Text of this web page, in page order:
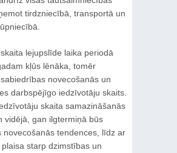
tirdzniecībā, transportā un
lejupslīde laika periodā
kļūs lēnāka, tomēr
novecošanās un
darbspējīgo iedzīvotāju skaits.
skaita samazināšanās
vidējā, gan ilgtermiņā būs
novecošanās tendences, līdz ar
starp dzimstības un